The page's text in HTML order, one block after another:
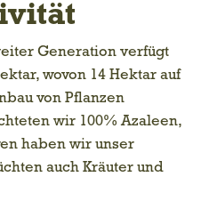
Generation verfügt
wovon 14 Hektar auf
von Pflanzen
wir 100% Azaleen,
haben wir unser
auch Kräuter und